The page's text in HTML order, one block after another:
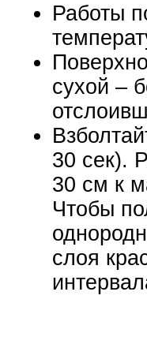
Работы
сухой –
30 сек).
30 см к
Чтобы
слоя